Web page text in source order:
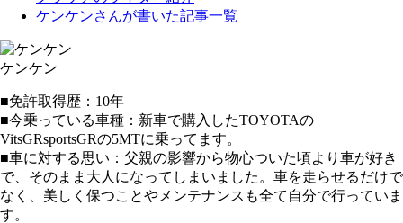
ケンケンさんが書いた記事一覧
ケンケン
■免許取得歴：10年
■今乗っている車種：新車で購入したTOYOTAの
VitsGRsportsGRの5MTに乗ってます。
■車に対する思い：父親の影響から物心ついた頃より車が好き
で、そのまま大人になってしまいました。車を走らせるだけで
なく、美しく保つことやメンテナンスも全て自分で行っていま
す。